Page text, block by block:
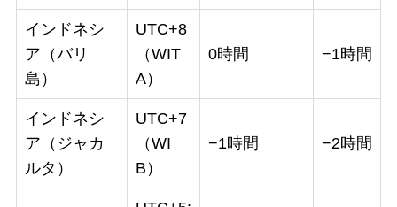
インドネシ
ア（バリ
島）
UTC+8
（WIT
A）
0時間 −1時間
インドネシ
ア（ジャカ
ルタ）
UTC+7
（WI
B）
−1時間 −2時間